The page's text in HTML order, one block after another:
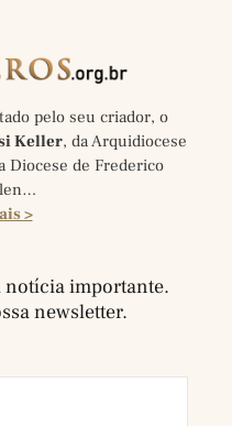
pelo seu criador, o
Keller, da Arquidiocese
Diocese de Frederico
>
importante.
newsletter.